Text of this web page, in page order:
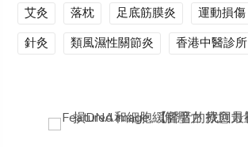
艾灸
落枕 足底筋膜炎 運動損傷
針灸
類風濕性關節炎 香港中醫診所